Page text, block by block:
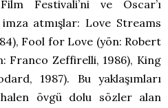
Festivali’ni ve Oscar’ı
atmışlar: Love Streams
Fool for Love (yön: Robert
Franco Zeffirelli, 1986), King
1987). Bu yaklaşımları
övgü dolu sözler alan